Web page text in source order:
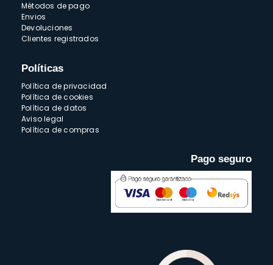
Métodos de pago
Envios
Devoluciones
Clientes registrados
Políticas
Política de privacidad
Política de cookies
Política de datos
Aviso legal
Política de compras
Pago seguro